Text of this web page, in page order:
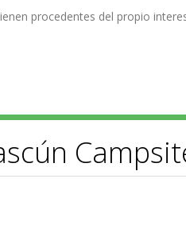
procedentes del propio